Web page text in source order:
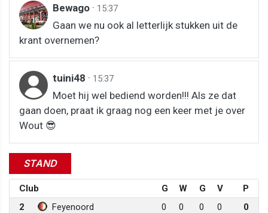
Bewago · 15:37
Gaan we nu ook al letterlijk stukken uit de
krant overnemen?
tuini48 · 15:37
Moet hij wel bediend worden!!! Als ze dat
gaan doen, praat ik graag nog een keer met je over
Wout 😎
STAND
Club G W G V
P
2
Feyenoord 0 0 0 0
0